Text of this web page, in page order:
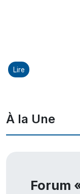
Lire
À la Une
Forum